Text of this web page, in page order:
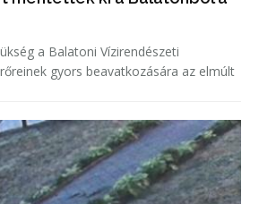
a Balatoni Vízirendészeti
gyors beavatkozására az elmúlt